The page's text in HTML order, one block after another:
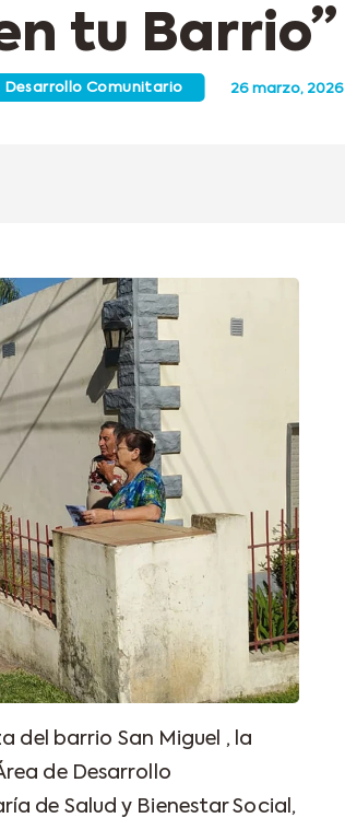
tu Barrio”
Desarrollo Comunitario 26 marzo, 2026
del barrio San Miguel , la
de Desarrollo
de Salud y Bienestar Social,